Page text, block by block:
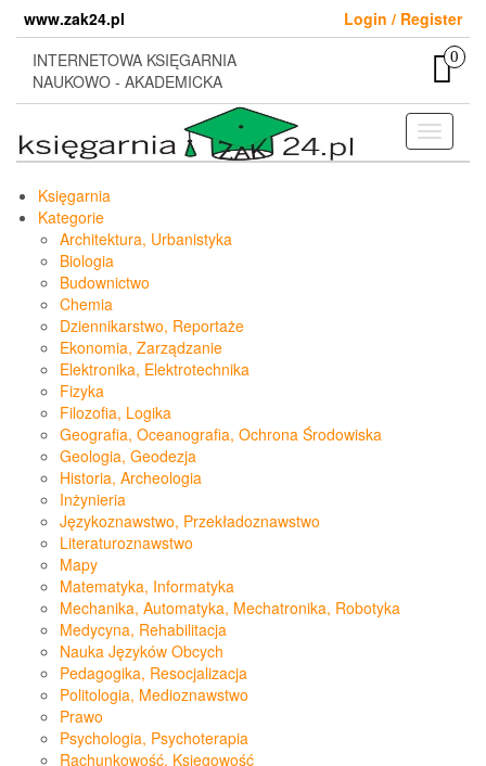
content
www.zak24.pl
Login / Register
INTERNETOWA KSIĘGARNIA
NAUKOWO - AKADEMICKA
0
Toggle
Księgarnia
Kategorie
Architektura, Urbanistyka
Biologia
Budownictwo
Chemia
Dziennikarstwo, Reportaże
Ekonomia, Zarządzanie
Elektronika, Elektrotechnika
Fizyka
Filozofia, Logika
Geografia, Oceanografia, Ochrona Środowiska
Geologia, Geodezja
Historia, Archeologia
Inżynieria
Językoznawstwo, Przekładoznawstwo
Literaturoznawstwo
Mapy
Matematyka, Informatyka
Mechanika, Automatyka, Mechatronika, Robotyka
Medycyna, Rehabilitacja
Nauka Języków Obcych
Pedagogika, Resocjalizacja
Politologia, Medioznawstwo
Prawo
Psychologia, Psychoterapia
Rachunkowość, Księgowość